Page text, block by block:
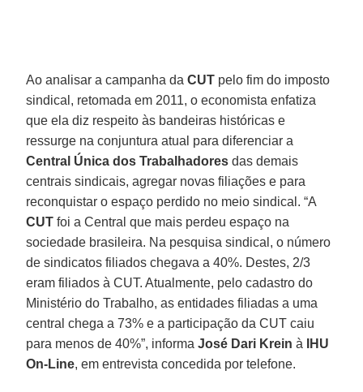
Ao analisar a campanha daCUT pelo fim do imposto
sindical, retomada em 2011, o economista enfatiza
que ela diz respeito às bandeiras históricas e
ressurge na conjuntura atual para diferenciar a
Central Única dos Trabalhadores das demais
centrais sindicais, agregar novas filiações e para
reconquistar o espaço perdido no meio sindical. “A
CUTfoi a Central que mais perdeu espaço na
sociedade brasileira. Na pesquisa sindical, o número
de sindicatos filiados chegava a 40%. Destes, 2/3
eram filiados à CUT. Atualmente, pelo cadastro do
Ministério do Trabalho, as entidades filiadas a uma
central chega a 73% e a participação da CUT caiu
para menos de 40%”, informaJosé Dari Krein à
IHU
On-Line, em entrevista concedida por telefone.